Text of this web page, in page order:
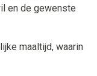
en de gewenste
maaltijd, waarin